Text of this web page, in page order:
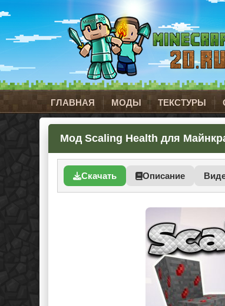
ГЛАВНАЯ МОДЫ ТЕКСТУРЫ
Мод Scaling Health для
Скачать Описание